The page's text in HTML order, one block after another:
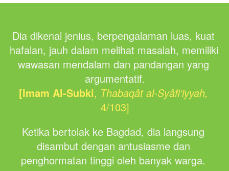
Dia dikenal jenius, berpengalaman luas, kuat
hafalan, jauh dalam melihat masalah, memiliki
wawasan mendalam dan pandangan yang
argumentatif.
[Imam Al-Subki, Thabaqât al-Syâfi‘iyyah,
4/103]
Ketika bertolak ke Bagdad, dia langsung
disambut dengan antusiasme dan
penghormatan tinggi oleh banyak warga.